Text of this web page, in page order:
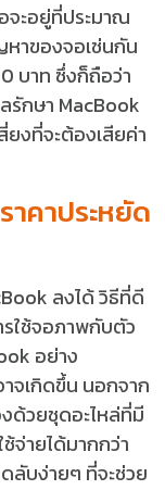
จะอยู่ที่ประมาณ
าของจอเช่นกัน
บาท ซึ่งก็ถือว่า
รักษา MacBook
งที่จะต้องเสียค่า
คาประหยัด
ลงได้ วิธีที่ดี
ใช้จอภาพกับตัว
อย่าง
จเกิดขึ้น นอกจาก
ด้วยชุดอะไหล่ที่มี
จ่ายได้มากกว่า
ลับง่ายๆ ที่จะช่วย